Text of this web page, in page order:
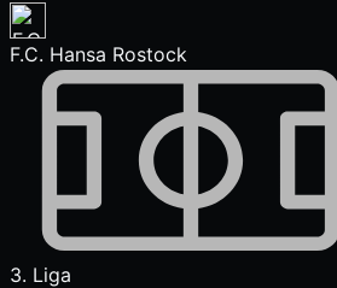
F.C. Hansa Rostock
3. Liga